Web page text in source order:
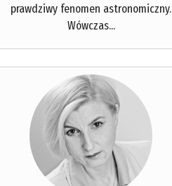
prawdziwy fenomen astronomiczny.
Wówczas...